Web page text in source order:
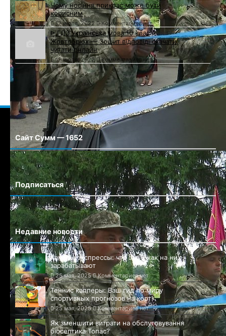
Чому носіння прикрас може бути
корисним
12 июля, 2022 Комментариев нет
ᐈ ГДЗ Українська мова 10 клас
Жовтобрюх — Зошит відповіді скачати,
читати онлайн
12 июля, 2022 Комментариев нет
Сайт Сумм — 1652
Сайт города Сумм
Подписаться
Недавние новости
Каперы экспрессы: что это и как на них
зарабатывают
25 мая, 2025 Комментариев нет
Теннис капперы: Ваш гид по миру
спортивных прогнозов на корт!
25 мая, 2025 Комментариев нет
Як зменшити витрати на обслуговування
біосептика Топас?